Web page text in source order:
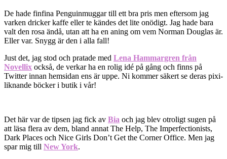
De hade finfina Penguinmuggar till ett bra pris men eftersom jag
varken dricker kaffe eller te kändes det lite onödigt. Jag hade bara
valt den rosa ändå, utan att ha en aning om vem Norman Douglas är.
Eller var. Snygg är den i alla fall!
Just det, jag stod och pratade med Lena Hammargren från
Novellix också, de verkar ha en rolig idé på gång och finns på
Twitter innan hemsidan ens är uppe. Ni kommer säkert se deras pixi-
liknande böcker i butik i vår!
Det här var de tipsen jag fick av Bia och jag blev otroligt sugen på
att läsa flera av dem, bland annat The Help, The Imperfectionists,
Dark Places och Nice Girls Don’t Get the Corner Office. Men jag
spar mig till New York.